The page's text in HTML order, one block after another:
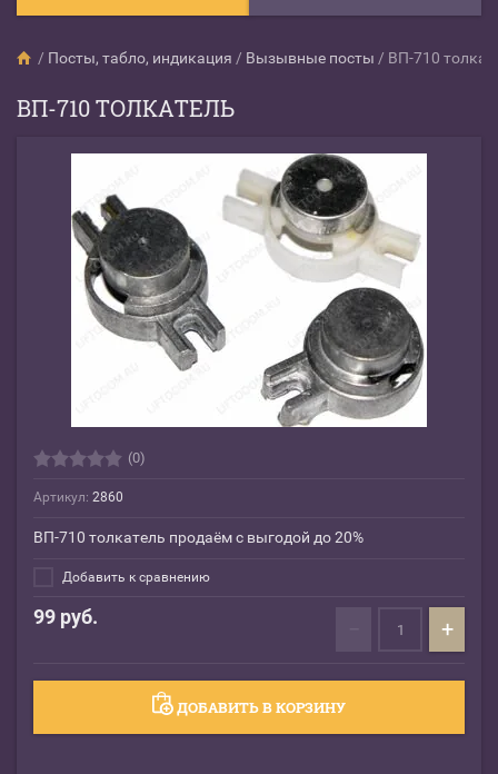
/ Посты, табло, индикация / Вызывные посты / ВП-710
ВП-710 ТОЛКАТЕЛЬ
(0)
Артикул: 2860
ВП-710 толкатель продаём с выгодой до 20%
Добавить к сравнению
99 руб. +
ДОБАВИТЬ В КОРЗИНУ